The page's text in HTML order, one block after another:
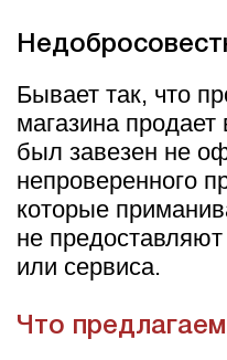
Бывает так, что
магазина
был завезен не
непроверенного
которые
не
или сервиса.
Что